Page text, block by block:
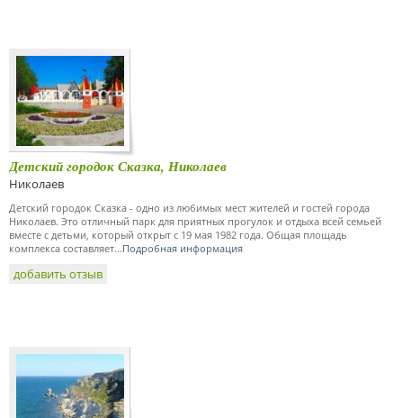
Детский городок Сказка, Николаев
Николаев
Детский городок Сказка - одно из любимых мест жителей и гостей города
Николаев. Это отличный парк для приятных прогулок и отдыха всей семьей
вместе с детьми, который открыт с 19 мая 1982 года. Общая площадь
комплекса составляет...Подробная информация
добавить отзыв